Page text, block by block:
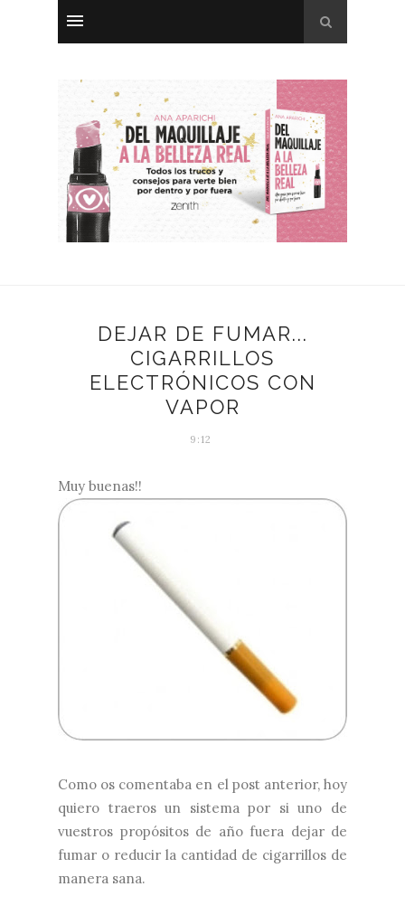
DEJAR DE FUMAR...
CIGARRILLOS
ELECTRÓNICOS CON
VAPOR
9:12
Muy buenas!!
Como os comentaba en el post anterior, hoy
quiero traeros un sistema por si uno de
vuestros propósitos de año fuera dejar de
fumar o reducir la cantidad de cigarrillos de
manera sana.